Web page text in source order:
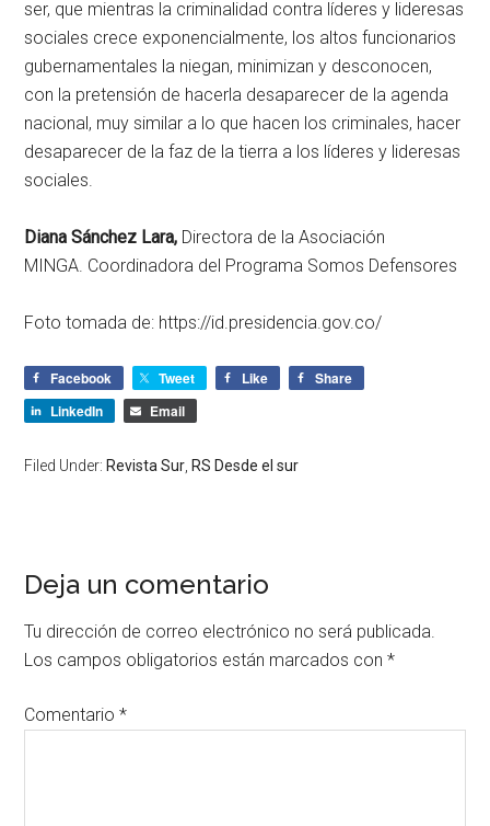
ser, que mientras la criminalidad contra líderes y lideresas
sociales crece exponencialmente, los altos funcionarios
gubernamentales la niegan, minimizan y desconocen,
con la pretensión de hacerla desaparecer de la agenda
nacional, muy similar a lo que hacen los criminales, hacer
desaparecer de la faz de la tierra a los líderes y lideresas
sociales.
Diana Sánchez Lara, Directora de la Asociación
MINGA. Coordinadora del Programa Somos Defensores
Foto tomada de: https://id.presidencia.gov.co/
Facebook Tweet Like
Share
LinkedIn
Email
Filed Under: Revista Sur RS Desde el sur
Deja un comentario
Tu dirección de correo electrónico no será publicada.
Los campos obligatorios están marcados con*
Comentario*